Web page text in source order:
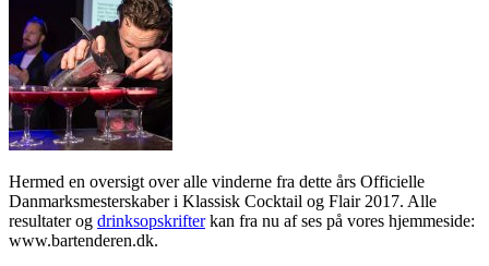
Hermed en oversigt over alle vinderne fra dette års Officielle
Danmarksmesterskaber i Klassisk Cocktail og Flair 2017. Alle
resultater og drinksopskrifterkan fra nu af ses på vores hjemmeside:
www.bartenderen.dk.